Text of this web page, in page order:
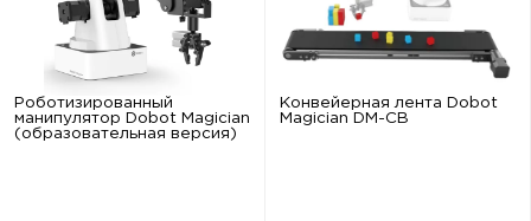
Роботизированный
манипулятор Dobot Magician
(образовательная версия)
Конвейерная лента Dobot
Magician DM-CB